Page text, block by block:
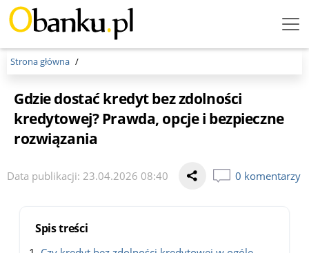
Menu
Strona główna
Gdzie dostać kredyt bez zdolności
kredytowej? Prawda, opcje i bezpieczne
rozwiązania
Data publikacji: 23.04.2026 08:40 0 komentarzy
Spis treści